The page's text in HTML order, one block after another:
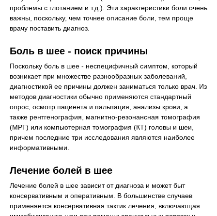
проблемы с глотанием и т.д.). Эти характеристики боли очень
важны, поскольку, чем точнее описание боли, тем проще
врачу поставить диагноз.
Боль в шее - поиск причины
Поскольку боль в шее - неспецифичный симптом, который
возникает при множестве разнообразных заболеваний,
диагностикой ее причины должен заниматься только врач. Из
методов диагностики обычно применяются стандартный
опрос, осмотр пациента и пальпация, анализы крови, а
также рентгенография, магнитно-резонансная томография
(МРТ) или компьютерная томография (КТ) головы и шеи,
причем последние три исследования являются наиболее
информативными.
Лечение болей в шее
Лечение болей в шее зависит от диагноза и может быт
консервативным и оперативным. В большинстве случаев
применяется консервативная тактик лечения, включающая